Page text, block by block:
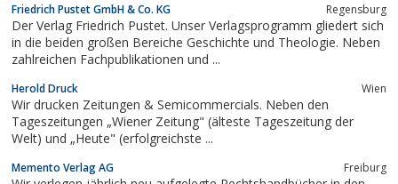
die Einsamkeit, die Charaktere und nicht zuletzt die neue Kollegin
lassen...
Friedrich Pustet GmbH & Co. KG Regensburg
Der Verlag Friedrich Pustet. Unser Verlagsprogramm gliedert sich
in die beiden großen Bereiche Geschichte und Theologie. Neben
zahlreichen Fachpublikationen und ...
Herold Druck Wien
Wir drucken Zeitungen & Semicommercials. Neben den
Tageszeitungen „Wiener Zeitung" (älteste Tageszeitung der
Welt) und „Heute" (erfolgreichste ...
Memento Verlag AG Freiburg